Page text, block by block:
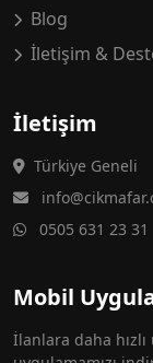
Blog
İletişim &
İletişim
Türkiye Geneli
0505 631 23 31
Mobil
İlanlara daha